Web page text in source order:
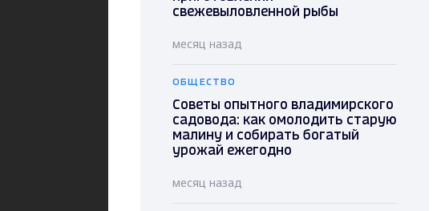
свежевыловленной рыбы
месяц назад
ОБЩЕСТВО
Советы опытного владимирского
садовода: как омолодить старую
малину и собирать богатый
урожай ежегодно
месяц назад